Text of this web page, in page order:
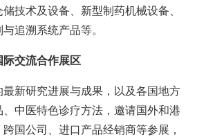
技术及设备、新型制药机械设备、
追溯系统产品等。
际交流合作展区
新研究进展与成果，以及各国地方
中医特色诊疗方法，邀请国外和港
国公司、进口产品经销商等参展，